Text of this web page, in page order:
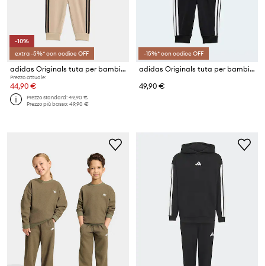
-10%
extra -5%* con codice OFF
adidas Originals tuta per bambini
Prezzo attuale:
44,90 €
Prezzo standard:49,90 €
Prezzo più basso:49,90 €
-15%* con codice OFF
adidas Originals tuta per bambini
49,90 €